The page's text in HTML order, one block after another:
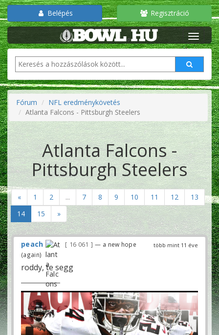
Belépés Regisztráció
Fórum
NFL eredménykövetés
Atlanta Falcons - Pittsburgh Steelers
Atlanta Falcons -
Pittsburgh Steelers
« 1 2 ... 7 8 9 10 11 12
13
14
15 »
több mint 11 éve
peach 16 061
— a new hope
(again)
roddy, te segg